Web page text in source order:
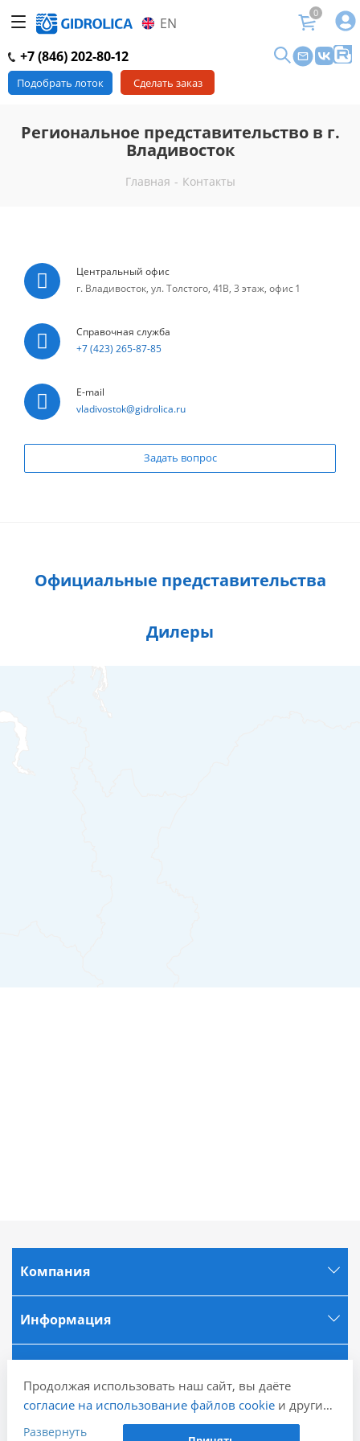
EN
0
+7 (846) 202-80-12
Подобрать лоток Сделать заказ
Региональное представительство в г.
Владивосток
Главная - Контакты
Центральный офис
г. Владивосток, ул. Толстого, 41В, 3 этаж, офис 1
Справочная служба
+7 (423) 265-87-85
E-mail
vladivostok@gidrolica.ru
Задать вопрос
Официальные представительства
Дилеры
Компания
Информация
Наши контакты
Продолжая использовать наш сайт, вы даёте
согласие на использование файлов cookieи других
пользовательских данных (включая IP-адрес,
Развернуть